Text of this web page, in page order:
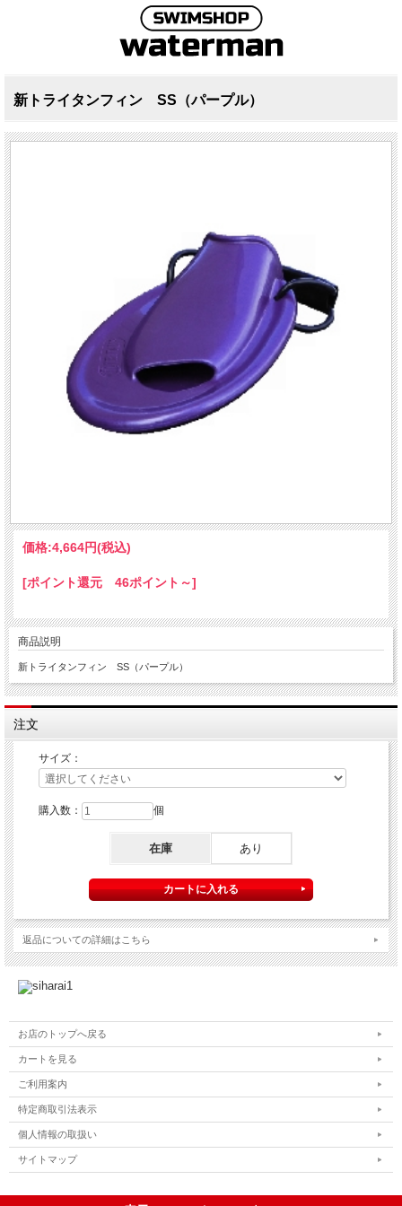
新トライタンフィン SS（パープル）
価格:4,664円(税込)
[ポイント還元 46ポイント～]
商品説明
新トライタンフィン SS（パープル）
注文
サイズ：
購入数： 個
在庫 あり
返品についての詳細はこちら
お店のトップへ戻る
カートを見る
ご利用案内
特定商取引法表示
個人情報の取扱い
サイトマップ